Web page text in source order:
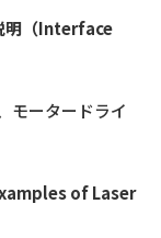
明（Interface
モータードライ
of Laser